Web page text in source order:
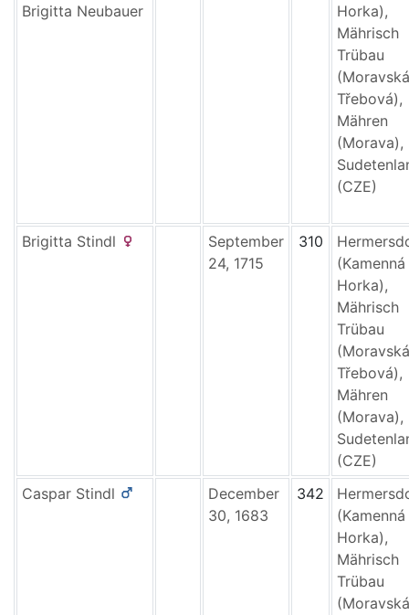
Brigitta Neubauer
Horka),
Mährisch
Trübau
(Moravská
Třebová),
Mähren
(Morava),
(CZE)
Brigitta Stindl
September
24, 1715
310
(Kamenná
Horka),
Mährisch
Trübau
(Moravská
Třebová),
Mähren
(Morava),
(CZE)
Caspar Stindl
December
30, 1683
342
(Kamenná
Horka),
Mährisch
Trübau
(Moravská